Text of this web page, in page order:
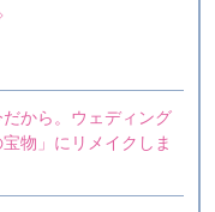
から。ウェディング
物」にリメイクしま